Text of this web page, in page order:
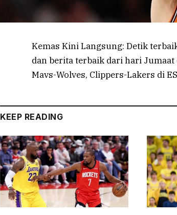
Kemas Kini Langsung: Detik
dan berita terbaik dari hari
Mavs-Wolves, Clippers-Lakers di
KEEP READING